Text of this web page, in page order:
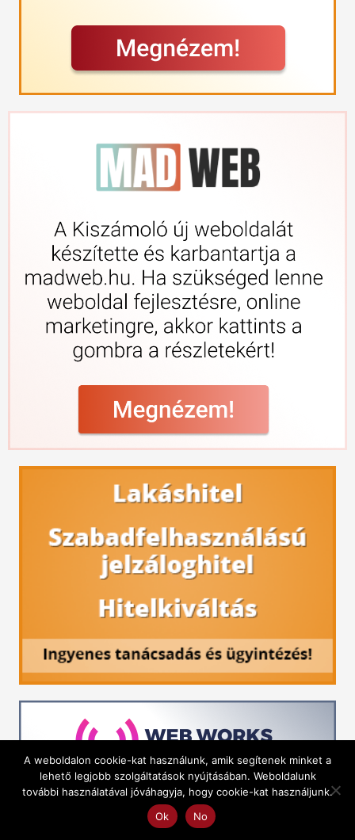
A weboldalon cookie-kat használunk, amik segítenek minket a
lehető legjobb szolgáltatások nyújtásában. Weboldalunk
további használatával jóváhagyja, hogy cookie-kat használjunk.
Ok
No